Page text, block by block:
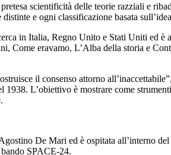
scientificità delle teorie razziali e
e ogni classificazione basata
in Italia, Regno Unito e Stati Uniti ed è
eravamo, L’Alba della storia e
il consenso attorno
L’obiettivo è mostrare come
De Mari ed è ospitata all’interno
SPACE-24.